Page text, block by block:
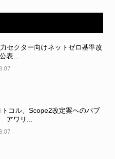
セクター向けネットゼロ基準改
表...
コル、Scope2改定案へのパブ
アワリ...